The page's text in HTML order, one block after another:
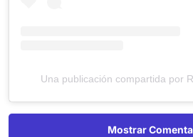
Una publicación compartida por
Mostrar